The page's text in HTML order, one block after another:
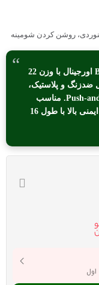
روشن کردن شومینه
فندک جرقه زن بی آر اس مدل BRS-191A اورجینال با وزن 22
استیل ضدزنگ و پلاستیک،
سیستم جرقه‌زن پیزو و مکانیزم Push-and-Press. مناسب
برای خانه، کمپینگ، پیک‌نیک و کوهنوردی. ایمنی بالا با طول 16